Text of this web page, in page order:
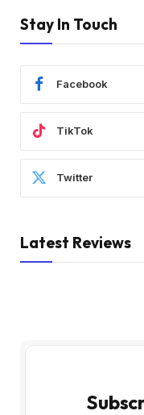
Stay In Touch
Facebook
TikTok
Twitter
Latest Reviews